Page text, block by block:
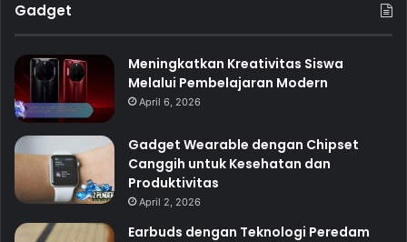
Gadget
Meningkatkan Kreativitas Siswa
Melalui Pembelajaran Modern
April 6, 2026
Gadget Wearable dengan Chipset
Canggih untuk Kesehatan dan
Produktivitas
April 2, 2026
Earbuds dengan Teknologi Peredam